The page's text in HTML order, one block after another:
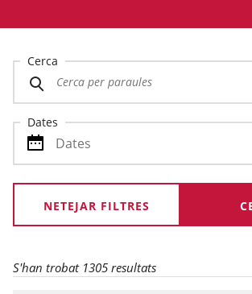
Cerca
Dates
NETEJAR FILTRES
S'han trobat 1305 resultats